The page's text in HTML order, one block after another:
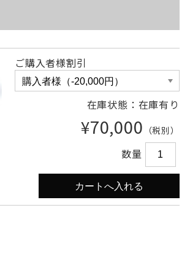
ご購入者様割引
在庫状態：在庫有り
¥70,000 （税別）
数量